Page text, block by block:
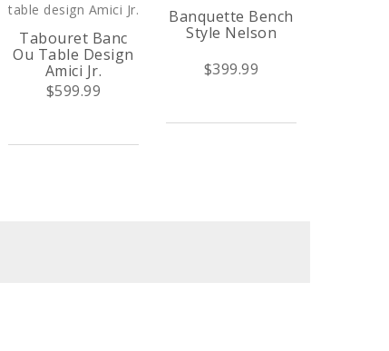
Tabouret Banc
Ou Table Design
Amici Jr.
$599.99
Banquette Bench
Style Nelson
$399.99